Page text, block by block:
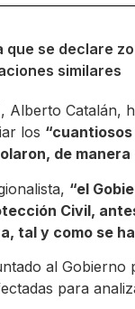
que se declare
similares
Alberto Catalán,
los
de
“el
Civil,
tal y como se
al
para